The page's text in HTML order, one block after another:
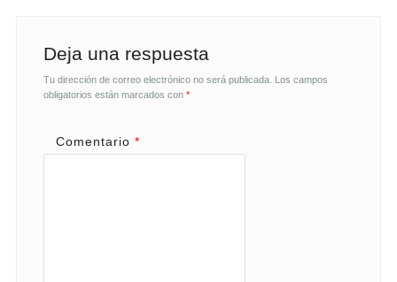
Deja una respuesta
Tu dirección de correo electrónico no será publicada. Los campos
obligatorios están marcados con *
Comentario *